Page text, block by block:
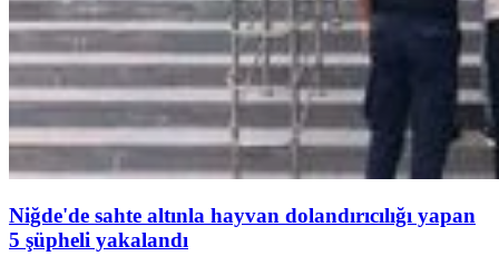
Niğde'de sahte altınla hayvan dolandırıcılığı yapan
5 şüpheli yakalandı